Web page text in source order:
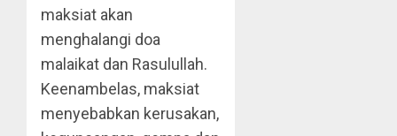
maksiat akan
menghalangi doa
malaikat dan Rasulullah.
Keenambelas, maksiat
menyebabkan kerusakan,